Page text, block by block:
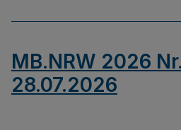
MB.NRW 2026
28.07.2026